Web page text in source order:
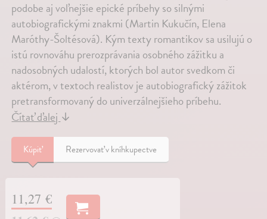
podobe aj voľnejšie epické príbehy so silnými
autobiografickými znakmi (Martin Kukučín, Elena
Maróthy-Šoltésová). Kým texty romantikov sa usilujú o
istú rovnováhu prerozprávania osobného zážitku a
nadosobných udalostí, ktorých bol autor svedkom či
aktérom, v textoch realistov je autobiografický zážitok
pretransformovaný do univerzálnejšieho príbehu.
Čítať ďalej↓
Kúpiť Rezervovať v kníhkupectve
11,27 €